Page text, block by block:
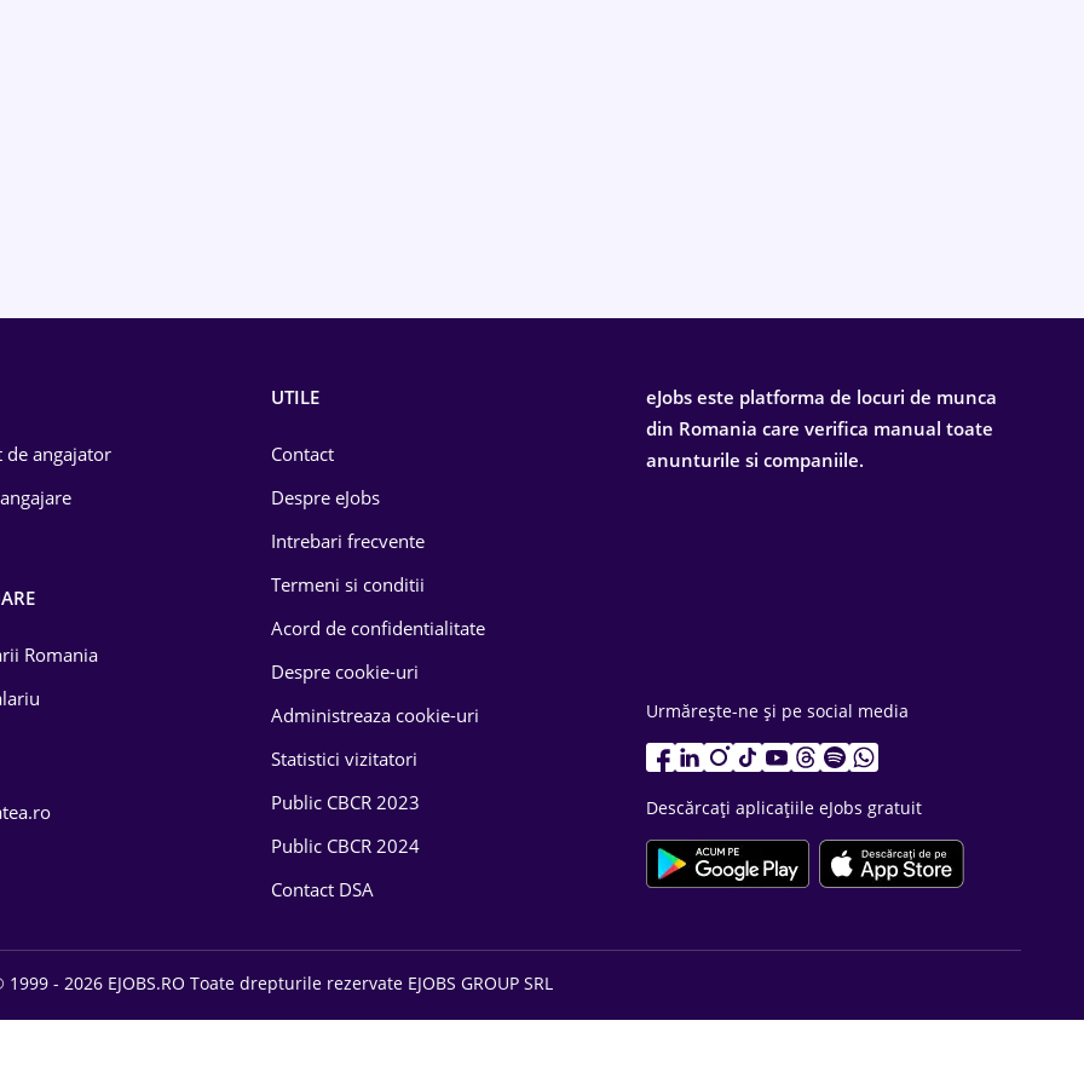
de angajator
Romania
UTILE
Contact
Despre eJobs
Intrebari frecvente
Termeni si conditii
Acord de confidentialitate
Despre cookie-uri
Administreaza cookie-uri
Statistici vizitatori
Public CBCR 2023
Public CBCR 2024
Contact DSA
eJobs este platforma de locuri de munca
din Romania care verifica manual toate
anunturile si companiile.
Urmărește-ne și pe social media
Descărcați aplicațiile eJobs gratuit
1999 - 2026 EJOBS.RO Toate drepturile rezervate EJOBS GROUP SRL